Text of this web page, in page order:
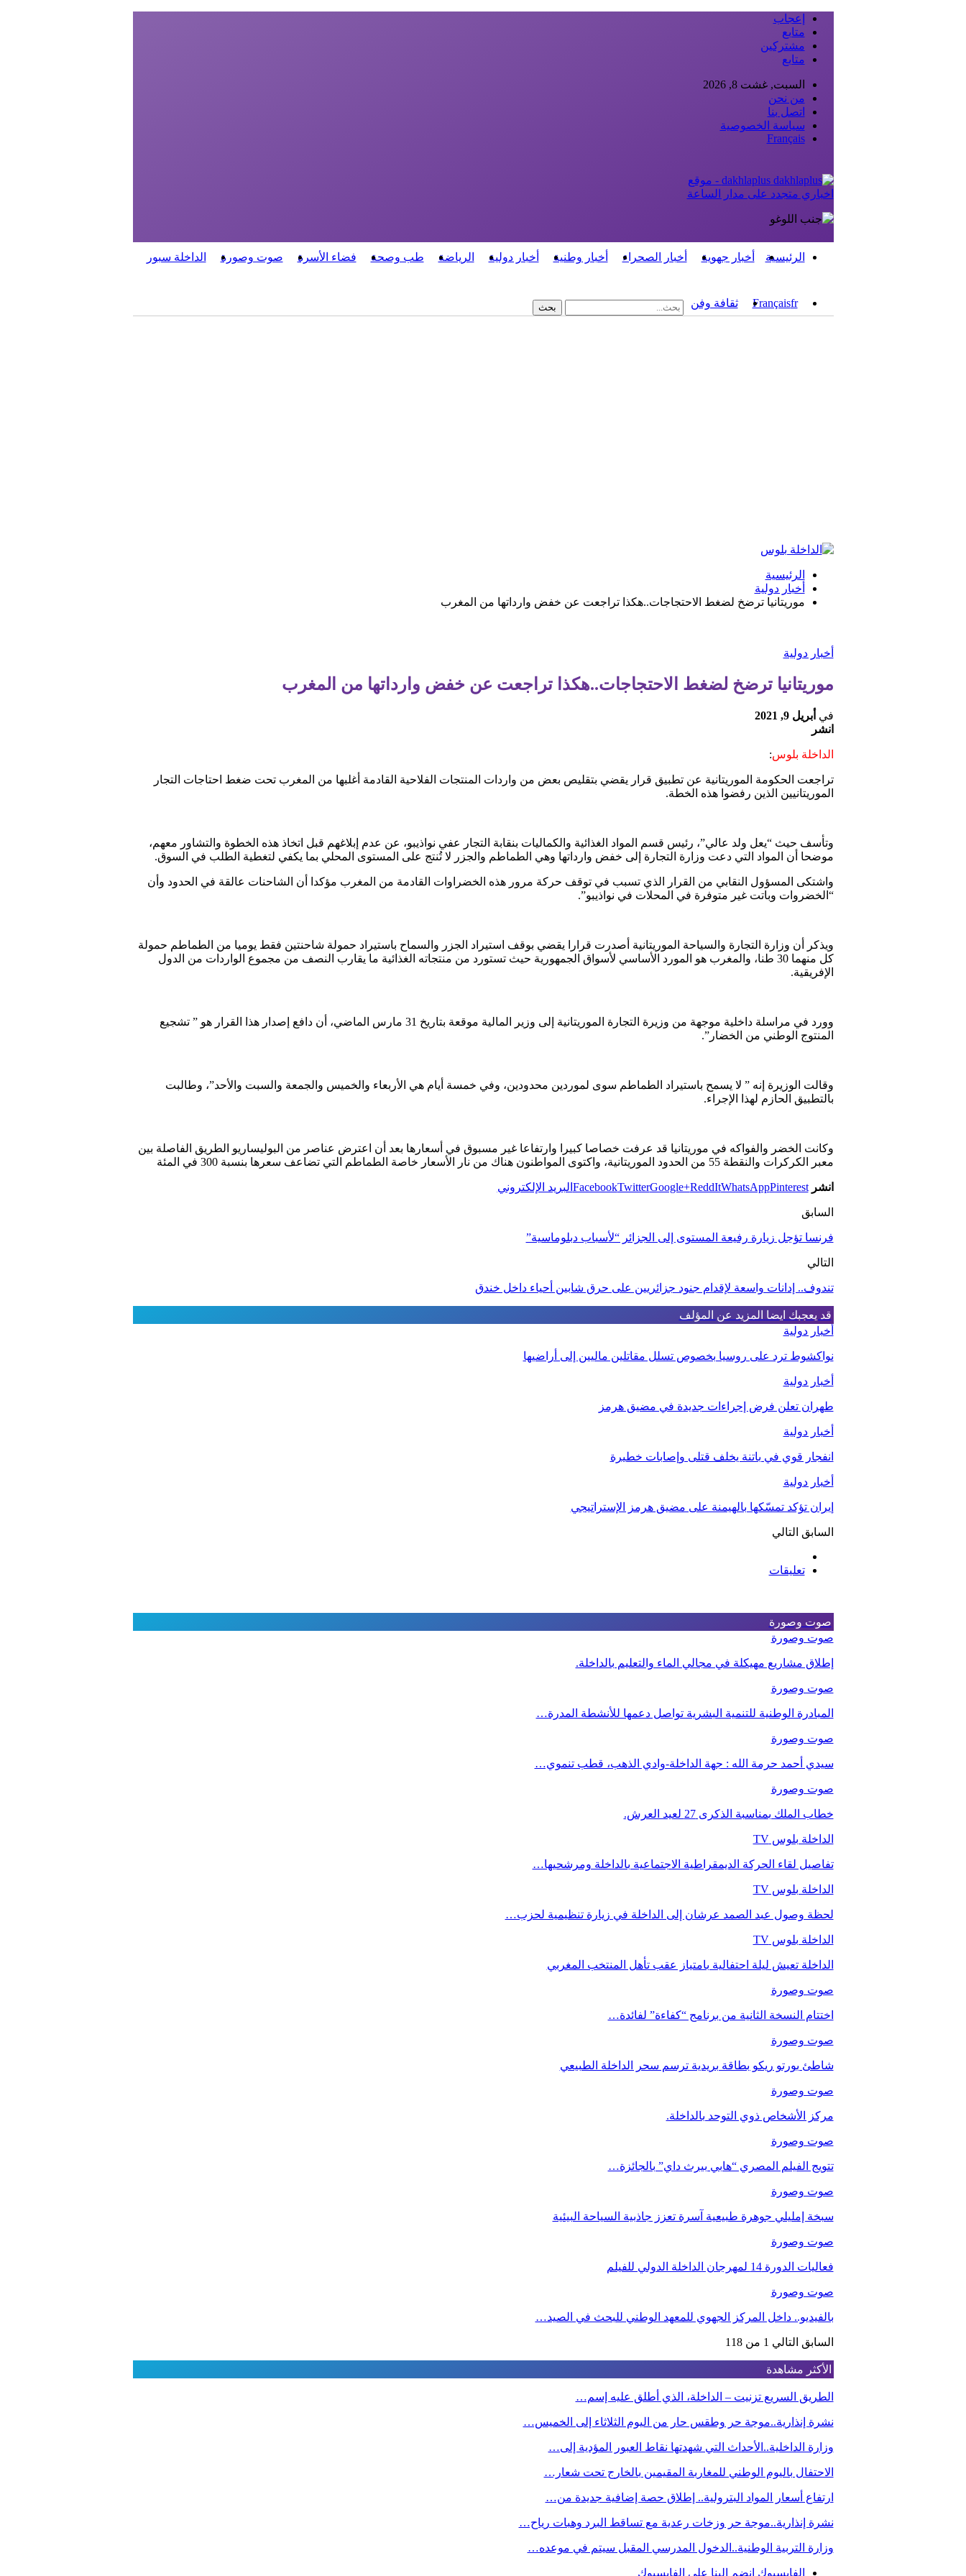
إعجاب
متابع
مشتركين
متابع
السبت, غشت 8, 2026
من نحن
اتصل بنا
سياسة الخصوصية
Français
dakhlaplus - موقع
اخباري متجدد على مدار الساعة
الرئيسية أخبار جهوية أخبار الصحراء أخبار وطنية أخبار دولية الرياضة طب وصحة فضاء الأسرة صوت وصورة الداخلة سبور
Françaisfr ثقافة وفن
الرئيسية
أخبار دولية
موريتانيا ترضخ لضغط الاحتجاجات..هكذا تراجعت عن خفض وارداتها من المغرب
أخبار دولية
موريتانيا ترضخ لضغط الاحتجاجات..هكذا تراجعت عن خفض وارداتها من المغرب
في أبريل 9, 2021
انشر
الداخلة بلوس:
تراجعت الحكومة الموريتانية عن تطبيق قرار يقضي بتقليص بعض من واردات المنتجات الفلاحية القادمة أغلبها من المغرب تحت ضغط احتاجات التجار
الموريتانيين الذين رفضوا هذه الخطة.
وتأسف حيث “يعل ولد عالي”، رئيس قسم المواد الغذائية والكماليات بنقابة التجار عفي نواذيبو، عن عدم إبلاغهم قبل اتخاذ هذه الخطوة والتشاور معهم،
موضحا أن المواد التي دعت وزارة التجارة إلى خفض وارداتها وهي الطماطم والجزر لا تُنتج على المستوى المحلي بما يكفي لتغطية الطلب في السوق.
واشتكى المسؤول النقابي من القرار الذي تسبب في توقف حركة مرور هذه الخضراوات القادمة من المغرب مؤكدا أن الشاحنات عالقة في الحدود وأن
“الخضروات وباتت غير متوفرة في المحلات في نواذيبو”.
ويذكر أن وزارة التجارة والسياحة الموريتانية أصدرت قرارا يقضي بوقف استيراد الجزر والسماح باستيراد حمولة شاحنتين فقط يوميا من الطماطم حمولة
كل منهما 30 طنا، والمغرب هو المورد الأساسي لأسواق الجمهورية حيث تستورد من منتجاته الغذائية ما يقارب النصف من مجموع الواردات من الدول
الإفريقية.
وورد في مراسلة داخلية موجهة من وزيرة التجارة الموريتانية إلى وزير المالية موقعة بتاريخ 31 مارس الماضي، أن دافع إصدار هذا القرار هو ” تشجيع
المنتوج الوطني من الخضار”.
وقالت الوزيرة إنه ” لا يسمح باستيراد الطماطم سوى لموردين محدودين، وفي خمسة أيام هي الأربعاء والخميس والجمعة والسبت والأحد”، وطالبت
بالتطبيق الحازم لهذا الإجراء.
وكانت الخضر والفواكه في موريتانيا قد عرفت خصاصا كبيرا وارتفاعا غير مسبوق في أسعارها بعد أن اعترض عناصر من البوليساريو الطريق الفاصلة بين
معبر الكركرات والنقطة 55 من الحدود الموريتانية، واكتوى المواطنون هناك من نار الأسعار خاصة الطماطم التي تضاعف سعرها بنسبة 300 في المئة
انشر FacebookTwitterGoogle+ReddItWhatsAppPinterest البريد الإلكتروني
السابق
فرنسا تؤجل زيارة رفيعة المستوى إلى الجزائر “لأسباب دبلوماسية”
التالي
تندوف.. إدانات واسعة لإقدام جنود جزائريين على حرق شابين أحياء داخل خندق
قد يعجبك ايضا المزيد عن المؤلف
أخبار دولية
نواكشوط ترد على روسيا بخصوص تسلل مقاتلين ماليين إلى أراضيها
أخبار دولية
طهران تعلن فرض إجراءات جديدة في مضيق هرمز
أخبار دولية
انفجار قوي في باتنة يخلف قتلى وإصابات خطيرة
أخبار دولية
إيران تؤكد تمسّكها بالهيمنة على مضيق هرمز الإستراتيجي
السابق التالي
تعليقات
صوت وصورة
صوت وصورة
إطلاق مشاريع مهيكلة في مجالي الماء والتعليم بالداخلة.
صوت وصورة
المبادرة الوطنية للتنمية البشرية تواصل دعمها للأنشطة المدرة…
صوت وصورة
سيدي أحمد حرمة الله : جهة الداخلة-وادي الذهب، قطب تنموي…
صوت وصورة
خطاب الملك بمناسبة الذكرى 27 لعيد العرش.
الداخلة بلوس TV
تفاصيل لقاء الحركة الديمقراطية الاجتماعية بالداخلة ومرشحيها…
الداخلة بلوس TV
لحظة وصول عبد الصمد عرشان إلى الداخلة في زيارة تنظيمية لحزب…
الداخلة بلوس TV
الداخلة تعيش ليلة احتفالية بامتياز عقب تأهل المنتخب المغربي
صوت وصورة
اختتام النسخة الثانية من برنامج “كفاءة” لفائدة…
صوت وصورة
شاطئ بورتو ريكو بطاقة بريدية ترسم سحر الداخلة الطبيعي
صوت وصورة
مركز الأشخاص ذوي التوحد بالداخلة.
صوت وصورة
تتويج الفيلم المصري “هابي بيرث داي” بالجائزة…
صوت وصورة
سبخة إمليلي جوهرة طبيعية آسرة تعزز جاذبية السياحة البيئية
صوت وصورة
فعاليات الدورة 14 لمهرجان الداخلة الدولي للفيلم
صوت وصورة
بالفيديو.. داخل المركز الجهوي للمعهد الوطني للبحث في الصيد…
السابق التالي 1 من 118
الأكثر مشاهدة
الطريق السريع تزنيت – الداخلة، الذي أطلق عليه إسم…
نشرة إنذارية..موجة حر وطقس حار من اليوم الثلاثاء إلى الخميس…
وزارة الداخلية..الأحداث التي شهدتها نقاط العبور المؤدية إلى…
الاحتفال باليوم الوطني للمغاربة المقيمين بالخارج تحت شعار…
ارتفاع أسعار المواد البترولية.. إطلاق حصة إضافية جديدة من…
نشرة إنذارية..موجة حر وزخات رعدية مع تساقط البرد وهبات رياح…
وزارة التربية الوطنية..الدخول المدرسي المقبل سیتم في موعده…
الفايسبوك انضم إلينا على الفايسبوك